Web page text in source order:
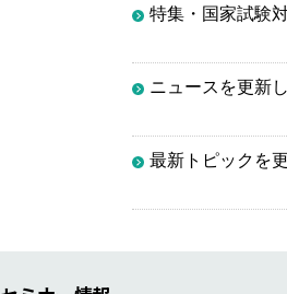
特集・国家試験
ニュースを更新
最新トピックを